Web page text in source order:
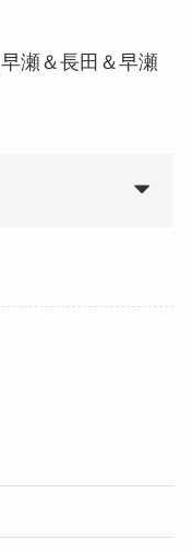
早瀬＆長田＆早瀬